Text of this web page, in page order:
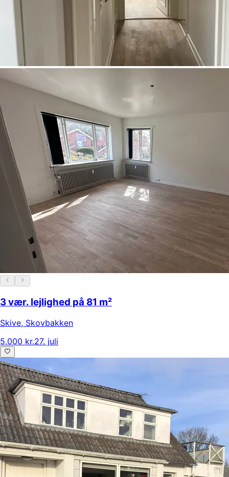
3 vær. lejlighed på 81 m²
Skive, Skovbakken
5.000 kr.27. juli